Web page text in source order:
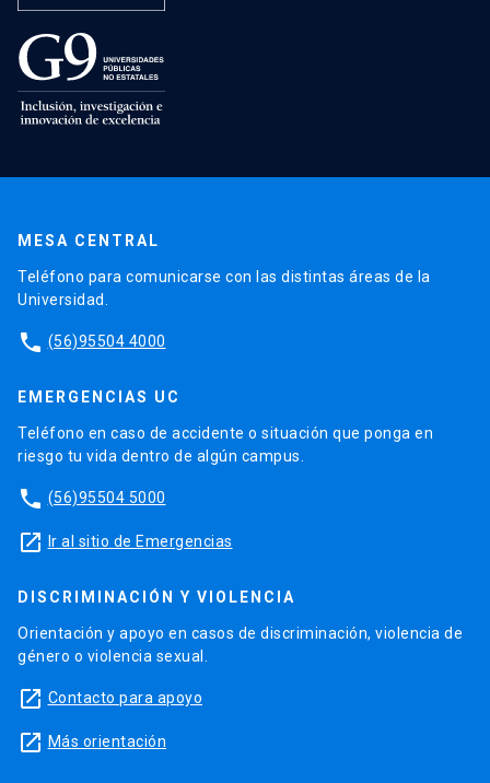
MESA CENTRAL
Teléfono para comunicarse con las distintas áreas de la
Universidad.
phone (56)95504 4000
EMERGENCIAS UC
Teléfono en caso de accidente o situación que ponga en
riesgo tu vida dentro de algún campus.
phone (56)95504 5000
launch Ir al sitio de Emergencias
DISCRIMINACIÓN Y VIOLENCIA
Orientación y apoyo en casos de discriminación, violencia de
género o violencia sexual.
launch Contacto para apoyo
launch Más orientación